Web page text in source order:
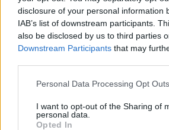
disclosure of your personal information
IAB’s list of downstream participants.
also be disclosed by us to third parties
Downstream Participants that may
Personal Data Processing Opt Outs
I want to opt-out of the Sharing of
personal data.
Opted In
fotografií. U neověřených profilů nelze
údaje odpovídají
Věk: 67
Země: ČESKO
Kontakt
Napsat uživateli